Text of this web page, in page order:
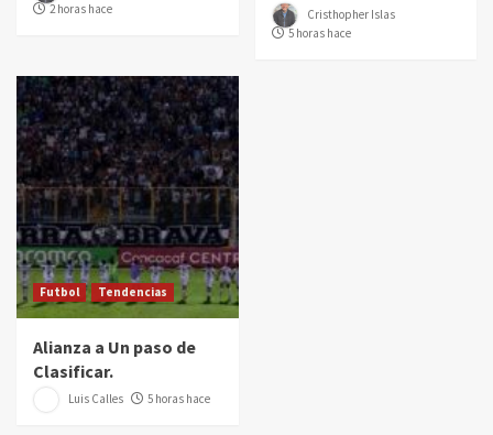
2 horas hace
Cristhopher Islas
5 horas hace
Futbol Tendencias
Alianza a Un paso de
Clasificar.
Luis Calles 5 horas hace